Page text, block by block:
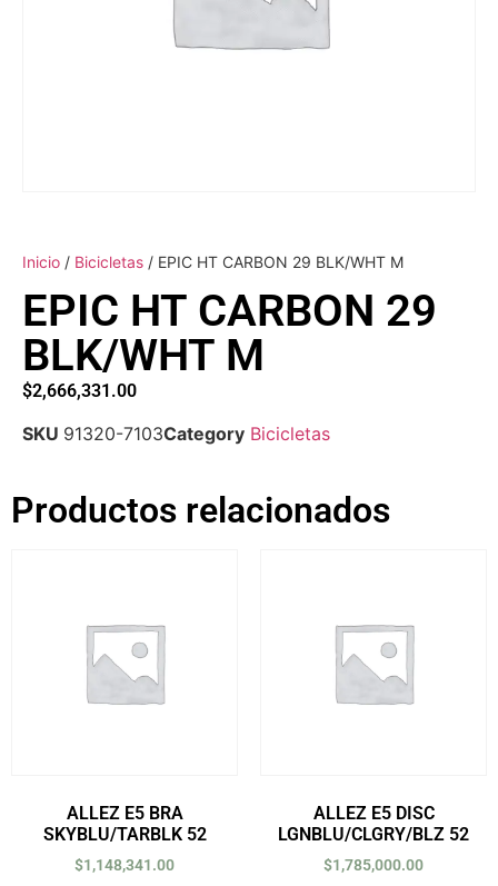
Inicio / Bicicletas / EPIC HT CARBON 29 BLK/WHT M
EPIC HT CARBON 29
BLK/WHT M
$2,666,331.00
SKU 91320-7103Category Bicicletas
Productos relacionados
ALLEZ E5 BRA
SKYBLU/TARBLK 52
$1,148,341.00
ALLEZ E5 DISC
LGNBLU/CLGRY/BLZ 52
$1,785,000.00